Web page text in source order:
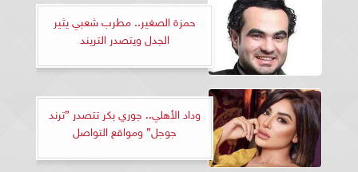
حمزة الصغير.. مطرب شعبي يثير
الجدل ويتصدر التريند
وداد الأهلي.. جوري بكر تتصدر ”ترند
جوجل” ومواقع التواصل